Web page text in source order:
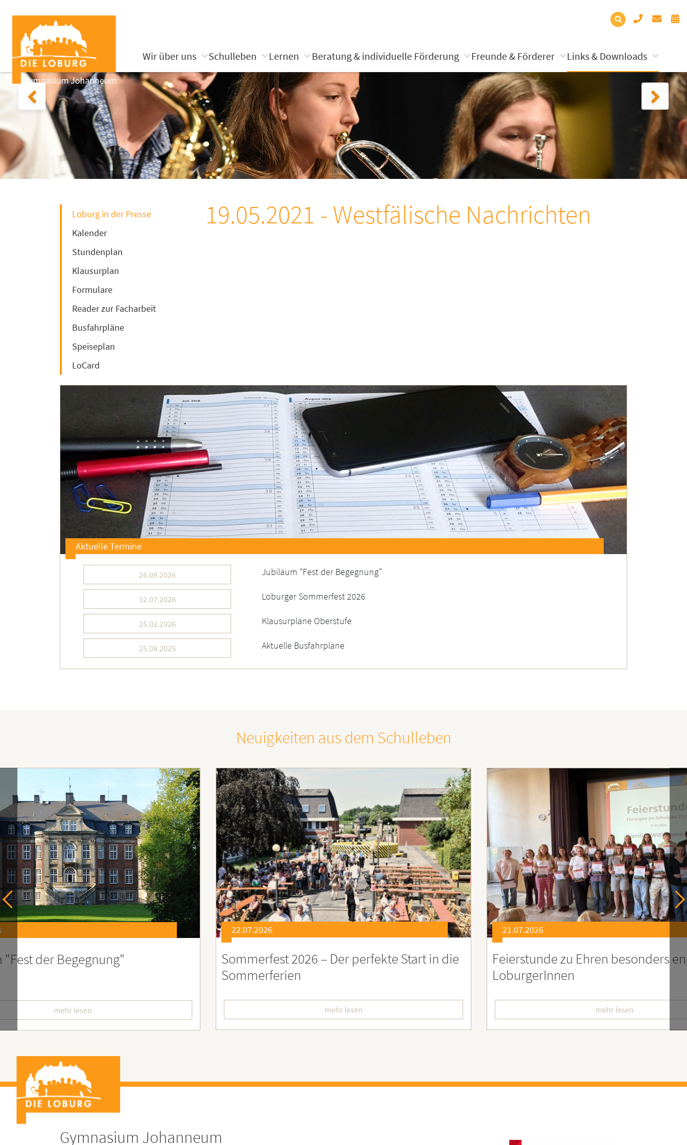
Wir über uns Schulleben Lernen Beratung & individuelle Förderung Freunde & Förderer Links & Downloads
Loburg in der Presse
Kalender
Stundenplan
Klausurplan
Formulare
Reader zur Facharbeit
Busfahrpläne
Speiseplan
LoCard
19.05.2021 - Westfälische Nachrichten
Aktuelle Termine
26.09.2026 Jubiläum "Fest der Begegnung"
12.07.2026 Loburger Sommerfest 2026
25.02.2026 Klausurpläne Oberstufe
25.08.2025 Aktuelle Busfahrpläne
Neuigkeiten aus dem Schulleben
2026 – Der perfekte Start in die
mehr lesen
21.07.2026
Feierstunde zu Ehren besonders engagierter
LoburgerInnen
mehr lesen
21.07.2026
Soziales Engagement für
Ruanda – Wir sind dabei!
mehr lesen
Gymnasium Johanneum